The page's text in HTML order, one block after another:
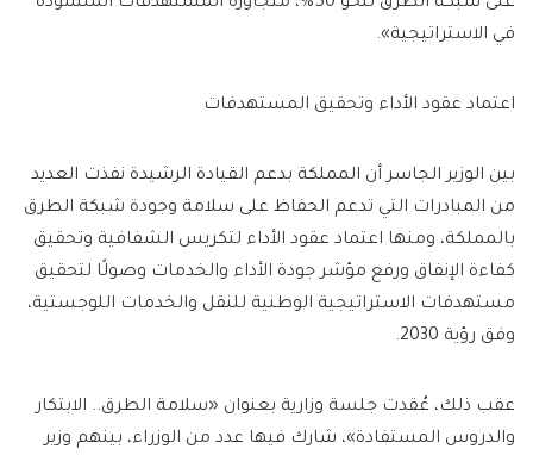
في الاستراتيجية».
اعتماد عقود الأداء وتحقيق المستهدفات
بين الوزير الجاسر أن المملكة بدعم القيادة الرشيدة نفذت العديد
من المبادرات التي تدعم الحفاظ على سلامة وجودة شبكة الطرق
بالمملكة، ومنها اعتماد عقود الأداء لتكريس الشفافية وتحقيق
كفاءة الإنفاق ورفع مؤشر جودة الأداء والخدمات وصولًا لتحقيق
مستهدفات الاستراتيجية الوطنية للنقل والخدمات اللوجستية،
وفق رؤية 2030.
عقب ذلك، عُقدت جلسة وزارية بعنوان «سلامة الطرق.. الابتكار
والدروس المستفادة»، شارك فيها عدد من الوزراء، بينهم وزير